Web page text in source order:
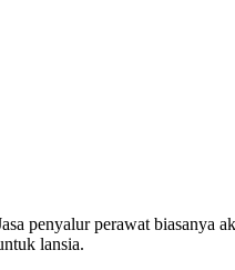
penyalur perawat biasanya
lansia.